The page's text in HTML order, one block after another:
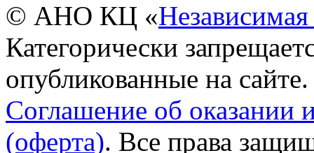
© АНО КЦ «Независимая
Категорически
опубликованные на сайте.
Соглашение об оказании
(оферта). Все права